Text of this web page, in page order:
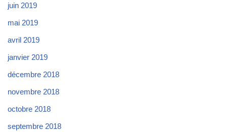
juin 2019
mai 2019
avril 2019
janvier 2019
décembre 2018
novembre 2018
octobre 2018
septembre 2018